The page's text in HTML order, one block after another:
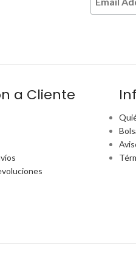
a Cliente